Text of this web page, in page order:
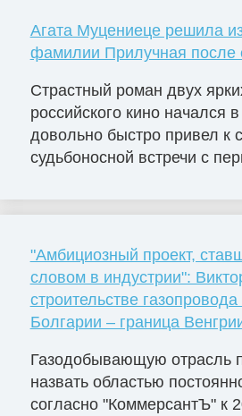
Агата Муцениеце решила
фамилии Прилучная после
Страстный роман двух
российского кино начался
довольно быстро привел к
судьбоносной встречи с
"Амбициозный проект,
словом в индустрии":
строительстве
Болгарии – граница
Газодобывающую отрасль
назвать областью
согласно "КоммерсантЪ" к